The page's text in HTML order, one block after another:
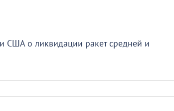
США о ликвидации ракет средней и